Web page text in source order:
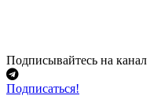
Подписывайтесь на канал
Подписаться!